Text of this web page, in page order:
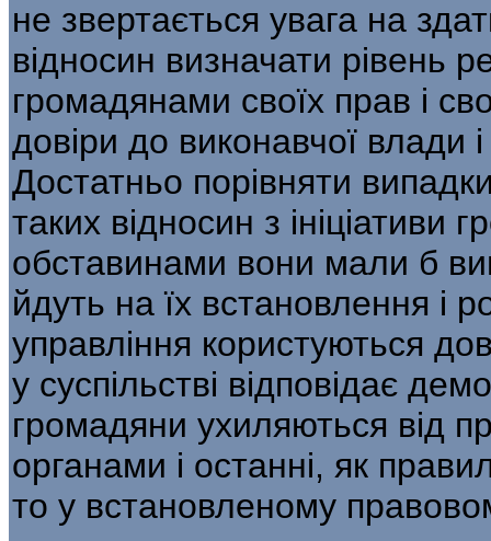
не звер­тається увага на
відносин визначати рівень
громадянами своїх прав і
довіри до виконавчої влади
Достатньо порівняти
та­ких відносин з
обставинами во­ни мали б
йдуть на їх встановлення і
управління користуються
у суспільстві відповідає
громадяни ухиляються від
ор­ганами і останні, як
то у встанов­леному